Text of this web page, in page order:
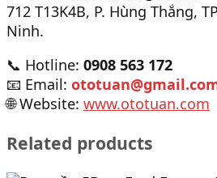
712 T13K4B, P. Hùng Thắng,
Ninh.
📞 Hotline: 0908 563 172
📧 Email:
🌐 Website: www.ototuan.com
Related products